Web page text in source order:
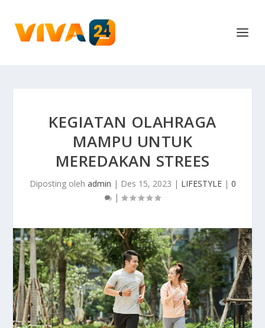
KEGIATAN OLAHRAGA
MAMPU UNTUK
MEREDAKAN STREES
Diposting oleh admin | Des 15, 2023 | LIFESTYLE| 0
|